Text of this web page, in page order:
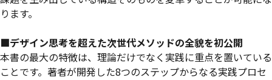
ります。
■デザイン思考を超えた次世代メソッドの全貌を初公開
本書の最大の特徴は、理論だけでなく実践に重点を置いている
ことです。著者が開発した8つのステップからなる実践プロセ